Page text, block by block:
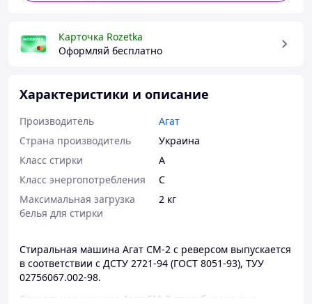
Карточка Rozetka
Оформляй бесплатно
Характеристики и описание
Производитель
Агат
Страна производитель
Украина
Класс стирки
A
Класс энергопотребления
C
Максимальная загрузка
белья для стирки
2 кг
Стиральная машина Агат СМ-2 с реверсом выпускается
в соответствии с ДСТУ 2721-94 (ГОСТ 8051-93), ТУУ
02756067.002-98.
Стиральная машина Агат СМ-2 способна хорошо